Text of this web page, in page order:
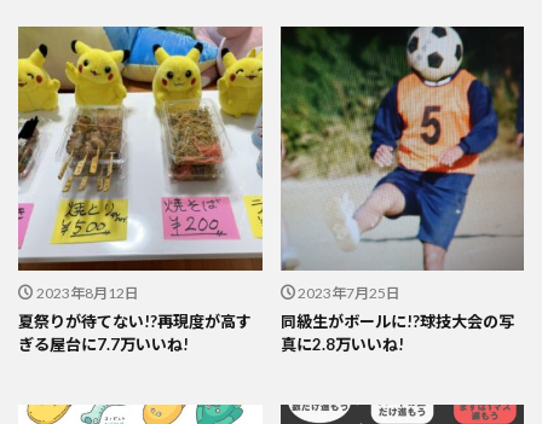
2023年8月12日
夏祭りが待てない!?再現度が高す
ぎる屋台に7.7万いいね!
2023年7月25日
同級生がボールに!?球技大会の写
真に2.8万いいね!